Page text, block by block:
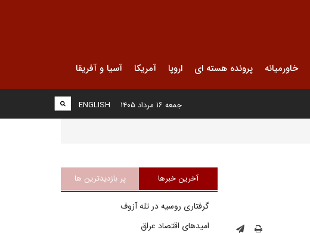
خاورمیانه پرونده هسته ای اروپا آمریکا آسیا و آفریقا
ENGLISH جمعه ۱۶ مرداد ۱۴۰۵
آخرین خبرها پر بازدیدترین ها
گرفتاری روسیه در تله آزوف
امیدهای اقتصاد عراق